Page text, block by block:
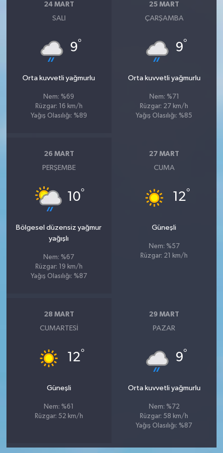
24 MART
SALI
9°
Orta kuvvetli yağmurlu
Nem: %69
Rüzgar: 16 km/h
Yağış Olasılığı: %89
25 MART
ÇARŞAMBA
9°
Orta kuvvetli yağmurlu
Nem: %71
Rüzgar: 27 km/h
Yağış Olasılığı: %85
26 MART
PERŞEMBE
10°
Bölgesel düzensiz yağmur
yağışlı
Nem: %67
Rüzgar: 19 km/h
Yağış Olasılığı: %87
27 MART
CUMA
12°
Güneşli
Nem: %57
Rüzgar: 21 km/h
28 MART
CUMARTESI
12°
Güneşli
Nem: %61
Rüzgar: 52 km/h
29 MART
PAZAR
9°
Orta kuvvetli yağmurlu
Nem: %72
Rüzgar: 58 km/h
Yağış Olasılığı: %87